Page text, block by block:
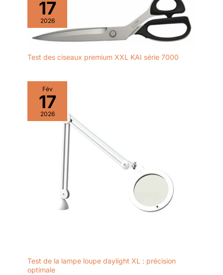
17
2026
Test des ciseaux premium XXL KAI série 7000
Fév
17
2026
Test de la lampe loupe daylight XL : précision
optimale